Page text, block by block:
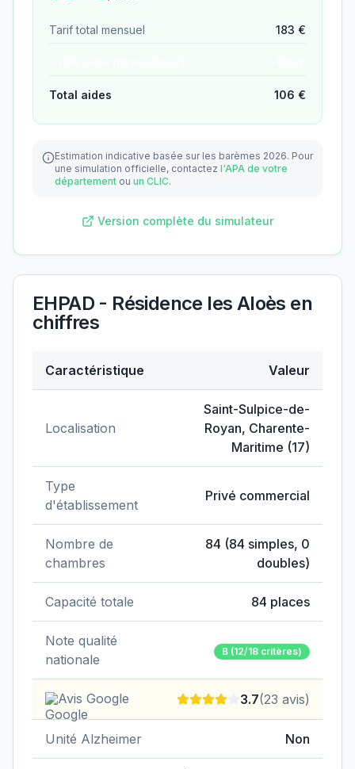
Tarif total mensuel 183 €
Total aides 106 €
Estimation indicative basée sur les barèmes 2026. Pour
une simulation officielle, contactez l'APA de votre
département ou un CLIC.
Version complète du simulateur
EHPAD - Résidence les Aloès en
chiffres
Caractéristique Valeur
Localisation
Saint-Sulpice-de-
Royan, Charente-
Maritime (17)
Type
d'établissement
Privé commercial
Nombre de
chambres
84 (84 simples, 0
doubles)
Capacité totale 84 places
Note qualité
nationale
B (12/18 critères)
Avis Google 3.7(23 avis)
Unité Alzheimer Non